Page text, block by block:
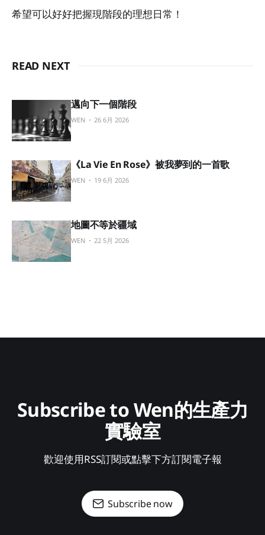
希望可以好好把握現階段的理想日常！
READ NEXT
邁向下一個階段
WEN 26 6月 2026
《La Vie En Rose》被我夢到的一首歌
WEN 19 6月 2026
地圖不等於疆域
WEN 22 5月 2026
Subscribe to Wen的生產力
實驗室
歡迎使用RSS訂閱或點擊下方訂閱電子報
Subscribe now